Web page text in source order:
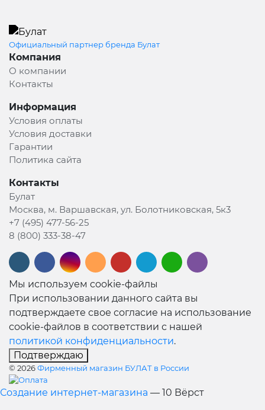
Официальный партнер бренда Булат
Компания
О компании
Контакты
Информация
Условия оплаты
Условия доставки
Гарантии
Политика сайта
Контакты
Булат
Москва, м. Варшавская, ул. Болотниковская, 5к3
+7 (495) 477-56-25
8 (800) 333-38-47
Мы используем cookie-файлы
При использовании данного сайта вы
подтверждаете свое согласие на использование
cookie-файлов в соответствии с нашей
политикой конфиденциальности.
Подтверждаю
© 2026Фирменный магазин БУЛАТ в России
Создание интернет-магазина — 10 Вёрст